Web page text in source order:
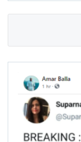
Picture/video url
Description